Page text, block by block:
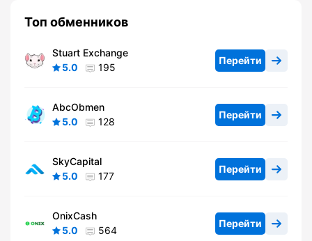
Топ обменников
Stuart Exchange
5.0
195
Перейти
AbcObmen
5.0
128
Перейти
SkyCapital
5.0
177
Перейти
OnixCash
5.0
564
Перейти